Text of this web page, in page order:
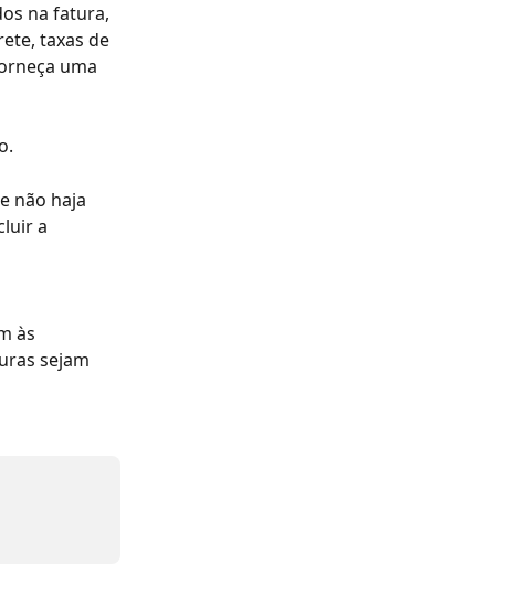
na fatura,
taxas de
uma
não haja
a
às
sejam